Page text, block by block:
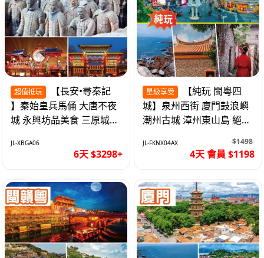
超值抵玩
】秦始皇兵馬俑 大唐不夜
城 永興坊品美食 三原城隍
JL-XBGA06
6天 $3298+
星級享受
城】泉州西街 廈門鼓浪嶼
潮州古城 漳州東山島 絕無
JL-FKNX04AX $1498
4天 會員 $1198